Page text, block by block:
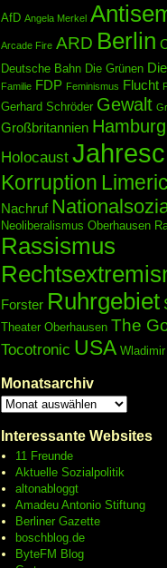
AfD Angela Merkel
Arcade Fire ARD Berlin
Deutsche Bahn Die Grünen
Familie FDP Feminismus Flucht
Gerhard Schröder Gewalt
Großbritannien Hamburg
Holocaust
Korruption
Nachruf
Neoliberalismus Oberhausen
Rassismus
Forster Ruhrgebiet
Theater Oberhausen The
Tocotronic USA
Monatsarchiv
Interessante Websites
11 Freunde
Aktuelle Sozialpolitik
altonabloggt
Amadeu Antonio Stiftung
Berliner Gazette
boschblog.de
ByteFM Blog